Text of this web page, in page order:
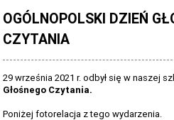
LABORATORIUM PRZYSZŁOŚCI
KONKURSY
ZAWODY SPORTOWE
ARCHIWUM STRONY
DANE OSOBOWE
OGÓLNOPOLSKI DZIEŃ
CZYTANIA
29 września 2021 r. odbył się w naszej
Głośnego Czytania.
Poniżej fotorelacja z tego wydarzenia.